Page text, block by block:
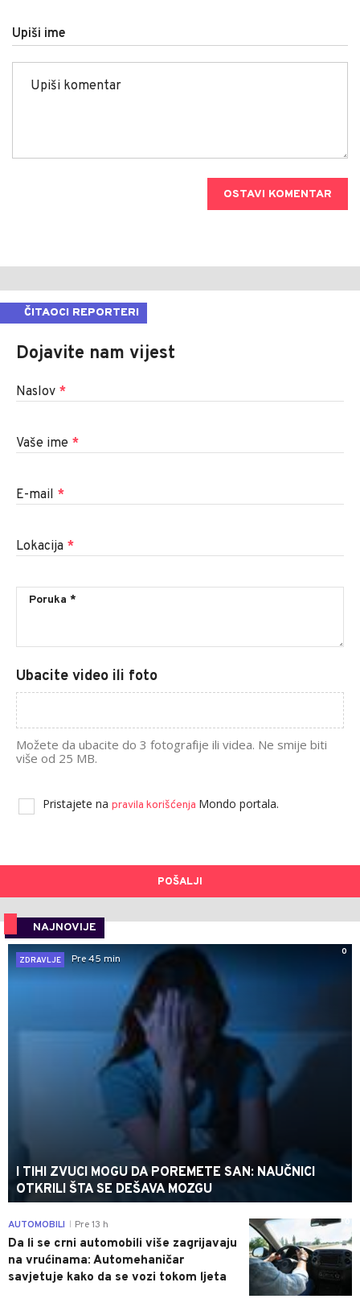
Upiši ime
OSTAVI KOMENTAR
ČITAOCI REPORTERI
Dojavite nam vijest
Naslov *
Vaše ime *
E-mail *
Lokacija *
Ubacite video ili foto
Možete da ubacite do 3 fotografije ili videa. Ne smije biti
više od 25 MB.
Pristajete na pravila korišćenja Mondo portala.
POŠALJI
NAJNOVIJE
0
ZDRAVLJE
Pre 45 min
I TIHI ZVUCI MOGU DA POREMETE SAN: NAUČNICI
OTKRILI ŠTA SE DEŠAVA MOZGU
AUTOMOBILI Pre 13 h
Da li se crni automobili više zagrijavaju
na vrućinama: Automehaničar
savjetuje kako da se vozi tokom ljeta